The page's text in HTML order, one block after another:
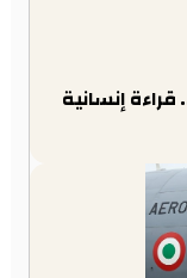
إنسانية